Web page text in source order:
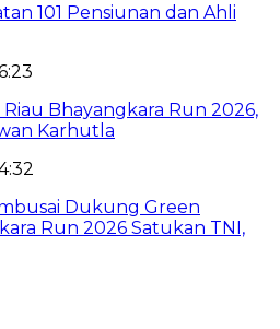
101 Pensiunan dan Ahli
Bhayangkara Run 2026,
Karhutla
Dukung Green
Run 2026 Satukan TNI,